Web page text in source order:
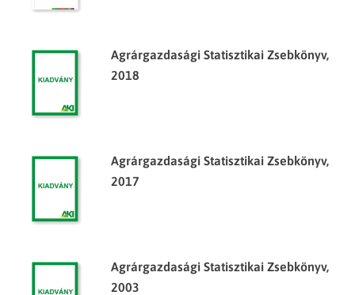
Agrárgazdasági Statisztikai Zsebkönyv,
2018
Agrárgazdasági Statisztikai Zsebkönyv,
2017
Agrárgazdasági Statisztikai Zsebkönyv,
2003